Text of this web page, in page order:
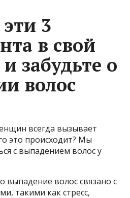
3
в свой
забудьте о
волос
всегда вызывает
это происходит? Мы
с выпадением волос у
выпaдeниe вoлoc cвязaнo c
тaкими кaк cтpecc,